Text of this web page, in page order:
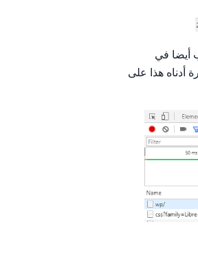
أيضا في
200 مللي ثانية. تظهر الصورة أدناه هذا على